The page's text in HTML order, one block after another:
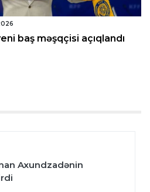
baş məşqçisi açıqlandı
Axundzadənin